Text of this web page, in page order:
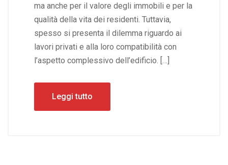
ma anche per il valore degli immobili e per la
qualità della vita dei residenti. Tuttavia,
spesso si presenta il dilemma riguardo ai
lavori privati e alla loro compatibilità con
l’aspetto complessivo dell’edificio. […]
Leggi tutto